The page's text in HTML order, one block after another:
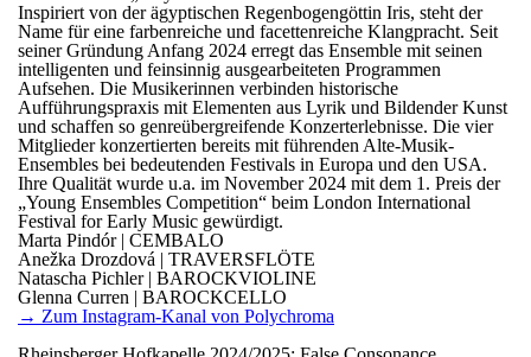
Inspiriert von der ägyptischen Regenbogengöttin Iris, steht der
Name für eine farbenreiche und facettenreiche Klangpracht. Seit
seiner Gründung Anfang 2024 erregt das Ensemble mit seinen
intelligenten und feinsinnig ausgearbeiteten Programmen
Aufsehen. Die Musikerinnen verbinden historische
Aufführungspraxis mit Elementen aus Lyrik und Bildender Kunst
und schaffen so genreübergreifende Konzerterlebnisse. Die vier
Mitglieder konzertierten bereits mit führenden Alte-Musik-
Ensembles bei bedeutenden Festivals in Europa und den USA.
Ihre Qualität wurde u.a. im November 2024 mit dem 1. Preis der
„Young Ensembles Competition“ beim London International
Festival for Early Music gewürdigt.
Marta Pindór | CEMBALO
Anežka Drozdová | TRAVERSFLÖTE
Natascha Pichler | BAROCKVIOLINE
Glenna Curren | BAROCKCELLO
→ Zum Instagram-Kanal von Polychroma